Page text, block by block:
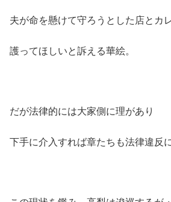
夫が命を懸けて守ろうとした店とカ
護ってほしいと訴える華絵。
だが法律的には大家側に理があり
下手に介入すれば章たちも法律違反